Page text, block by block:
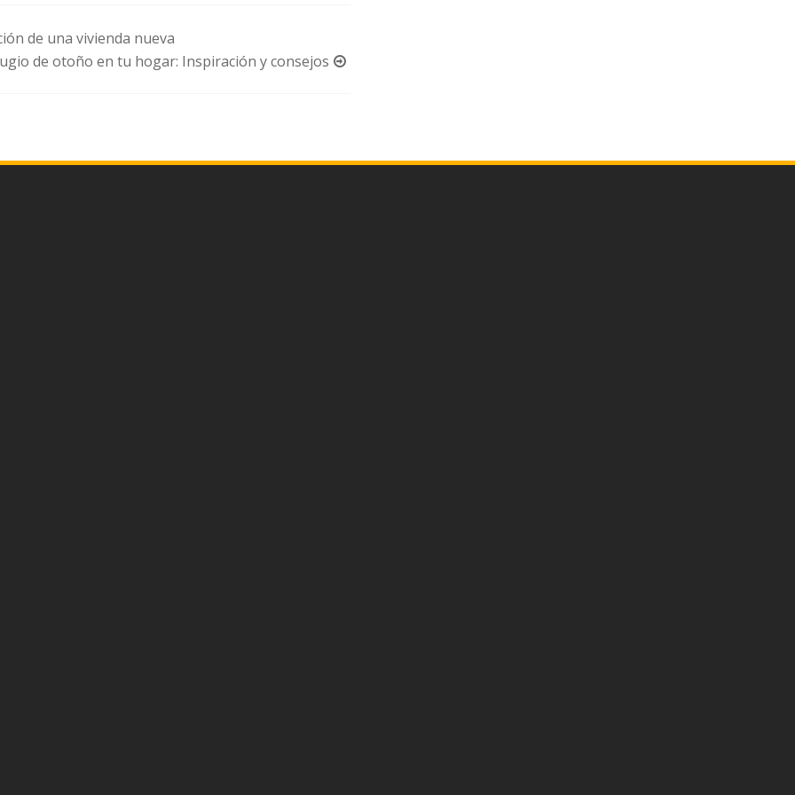
de una vivienda nueva
de otoño en tu hogar: Inspiración y consejos